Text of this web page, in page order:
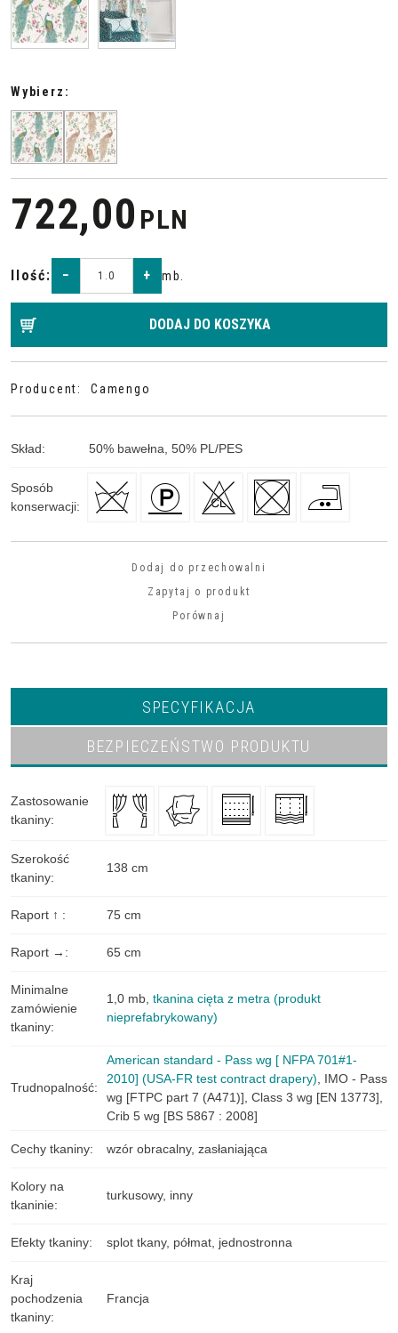
Wybierz:
722,00 PLN
Ilość: − + mb.
DODAJ DO KOSZYKA
Producent: Camengo
Skład: 50% bawełna, 50% PL/PES
Sposób
konserwacji:
Dodaj do przechowalni
Zapytaj o produkt
Porównaj
SPECYFIKACJA
BEZPIECZEŃSTWO PRODUKTU
Zastosowanie
tkaniny:
Szerokość
tkaniny:
138 cm
Raport ↑ : 75 cm
Raport → : 65 cm
Minimalne
zamówienie
tkaniny:
1,0 mb, tkanina cięta z metra (produkt
nieprefabrykowany)
Trudnopalność:
American standard - Pass wg [ NFPA 701#1-
2010] (USA-FR test contract drapery), IMO - Pass
wg [FTPC part 7 (A471)], Class 3 wg [EN 13773],
Crib 5 wg [BS 5867 : 2008]
Cechy tkaniny: wzór obracalny, zasłaniająca
Kolory na
tkaninie:
turkusowy, inny
Efekty tkaniny: splot tkany, półmat, jednostronna
Kraj
pochodzenia
tkaniny:
Francja